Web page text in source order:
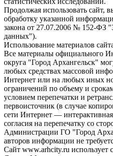
Продолжая использовать сайт,
обработку указанной
закона от 27.07.2006 № 152-ФЗ
данных").
Использование материалов
Все материалы официального
округа "Город Архангельск"
любых средствах массовой
Интернет или на любых иных
ограничений по объему и
условием перепечатки и
первоисточник (в случае
сети Интернет —
согласия на перепечатку со
Администрации ГО "Город
авторов информации не
Сайт www.arhcity.ru использует